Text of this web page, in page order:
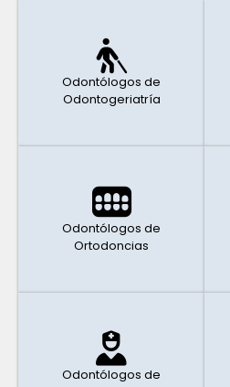
Odontólogos de
Odontogeriatría
Odontólogos de
Ortodoncias
Odontólogos de